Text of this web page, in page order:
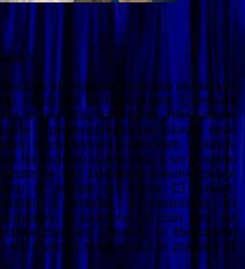
di un progetto cresciuto nel tempo,
MusicaMI di Fondazione Comunità
a una sfida ambiziosa:l’ibridazione
e professionalità del mondo dello
drammaturghi, costumisti, ombristi,
ha risposto dando vita a un progetto
da vari laboratori interdisciplinari
di portare in scena 13 giovani
3 ombristi, 3 costumiste, 15
la passione. E con loro sul
Borciani (Titania) e Beniamino
veri e propri catalizzatori e portatori di